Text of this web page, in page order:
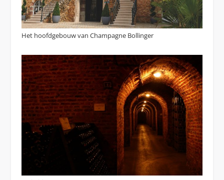
Het hoofdgebouw van Champagne Bollinger